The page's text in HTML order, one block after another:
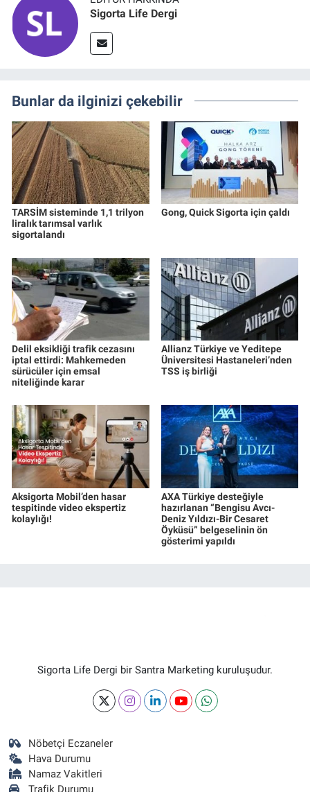
Sigorta Life Dergi
Bunlar da ilginizi çekebilir
TARSİM sisteminde 1,1 trilyon
liralık tarımsal varlık
sigortalandı
Gong, Quick Sigorta için çaldı
Delil eksikliği trafik cezasını
iptal ettirdi: Mahkemeden
sürücüler için emsal
niteliğinde karar
Allianz Türkiye ve Yeditepe
Üniversitesi Hastaneleri’nden
TSS iş birliği
Aksigorta Mobil’den hasar
tespitinde video ekspertiz
kolaylığı!
AXA Türkiye desteğiyle
hazırlanan “Bengisu Avcı-
Deniz Yıldızı-Bir Cesaret
Öyküsü” belgeselinin ön
gösterimi yapıldı
Sigorta Life Dergi bir Santra Marketing kuruluşudur.
Nöbetçi Eczaneler
Hava Durumu
Namaz Vakitleri
Trafik Durumu